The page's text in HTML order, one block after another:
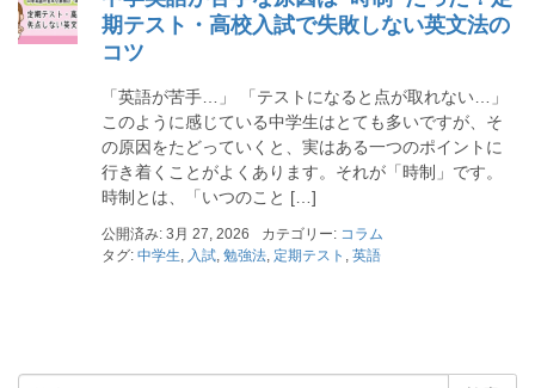
期テスト・高校入試で失敗しない英文法の
コツ
「英語が苦手…」 「テストになると点が取れない…」
このように感じている中学生はとても多いですが、そ
の原因をたどっていくと、実はある一つのポイントに
行き着くことがよくあります。それが「時制」です。
時制とは、「いつのこと […]
公開済み: 3月 27, 2026 カテゴリー: コラム
タグ: 中学生, 入試, 勉強法, 定期テスト , 英語